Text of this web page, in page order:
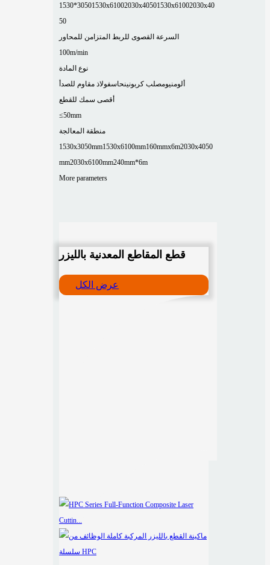
1530*30501530x61002030x40501530x61002030x40
50
السرعة القصوى للربط المتزامن للمحاور
100m/min
نوع المادة
ألومنيومصلب كربونينحاسفولاذ مقاوم للصدأ
أقصى سمك للقطع
≤50mm
منطقة المعالجة
1530x3050mm1530x6100mm160mmx6m2030x4050
mm2030x6100mm240mm*6m
More parameters
قطع المقاطع المعدنية بالليزر
عرض الكل